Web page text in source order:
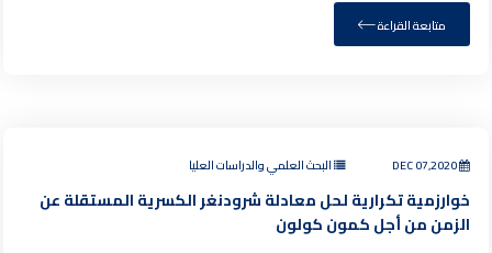
متابعة القراءة
DEC 07,2020 البحث العلمي والدراسات العليا
خوارزمية تكرارية لحل معادلة شرودنغر الكسرية المستقلة عن
الزمن من أجل كمون كولون